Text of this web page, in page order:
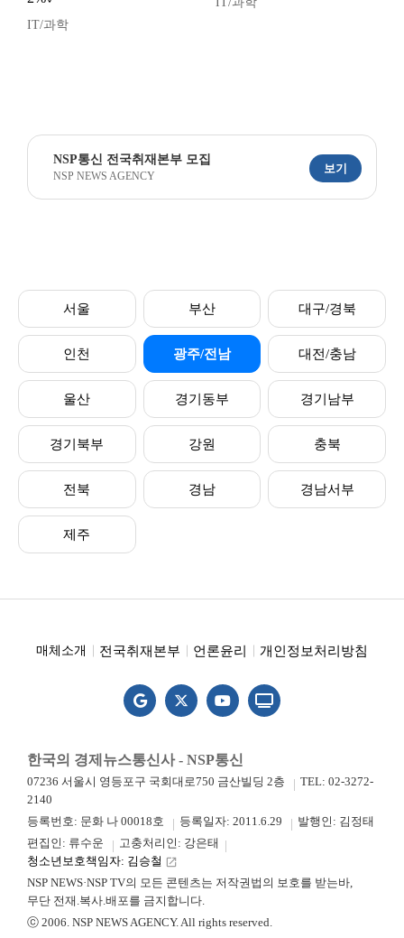
IT/과학
NSP통신 전국취재본부 모집
NSP NEWS AGENCY
보기
서울 부산 대구/경북
인천 광주/전남 대전/충남
울산 경기동부 경기남부
경기북부 강원 충북
전북 경남 경남서부
제주
매체소개 전국취재본부 언론윤리 개인정보처리방침
한국의 경제뉴스통신사 - NSP통신
07236 서울시 영등포구 국회대로750 금산빌딩 2층
TEL: 02-3272-
2140
등록번호: 문화 나 00018호
등록일자: 2011.6.29
발행인: 김정태
편집인: 류수운
고충처리인: 강은태
청소년보호책임자: 김승철 launch
NSP NEWS·NSP TV의 모든 콘텐츠는 저작권법의 보호를 받는바,
무단 전재.복사.배포를 금지합니다.
ⓒ 2006. NSP NEWS AGENCY. All rights reserved.